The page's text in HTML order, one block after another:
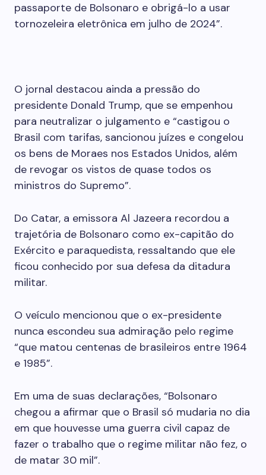
passaporte de Bolsonaro e obrigá-lo a usar
tornozeleira eletrônica em julho de 2024”.
O jornal destacou ainda a pressão do
presidente Donald Trump, que se empenhou
para neutralizar o julgamento e “castigou o
Brasil com tarifas, sancionou juízes e congelou
os bens de Moraes nos Estados Unidos, além
de revogar os vistos de quase todos os
ministros do Supremo”.
Do Catar, a emissora Al Jazeera recordou a
trajetória de Bolsonaro como ex-capitão do
Exército e paraquedista, ressaltando que ele
ficou conhecido por sua defesa da ditadura
militar.
O veículo mencionou que o ex-presidente
nunca escondeu sua admiração pelo regime
“que matou centenas de brasileiros entre 1964
e 1985”.
Em uma de suas declarações, “Bolsonaro
chegou a afirmar que o Brasil só mudaria no dia
em que houvesse uma guerra civil capaz de
fazer o trabalho que o regime militar não fez, o
de matar 30 mil”.